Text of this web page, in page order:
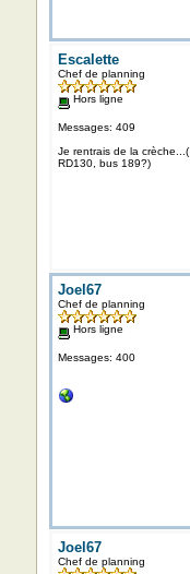
Escalette
Chef de planning
Hors ligne
Messages: 409
Je rentrais de la crèche...(
RD130, bus 189?)
Joel67
Chef de planning
Hors ligne
Messages: 400
Joel67
Chef de planning